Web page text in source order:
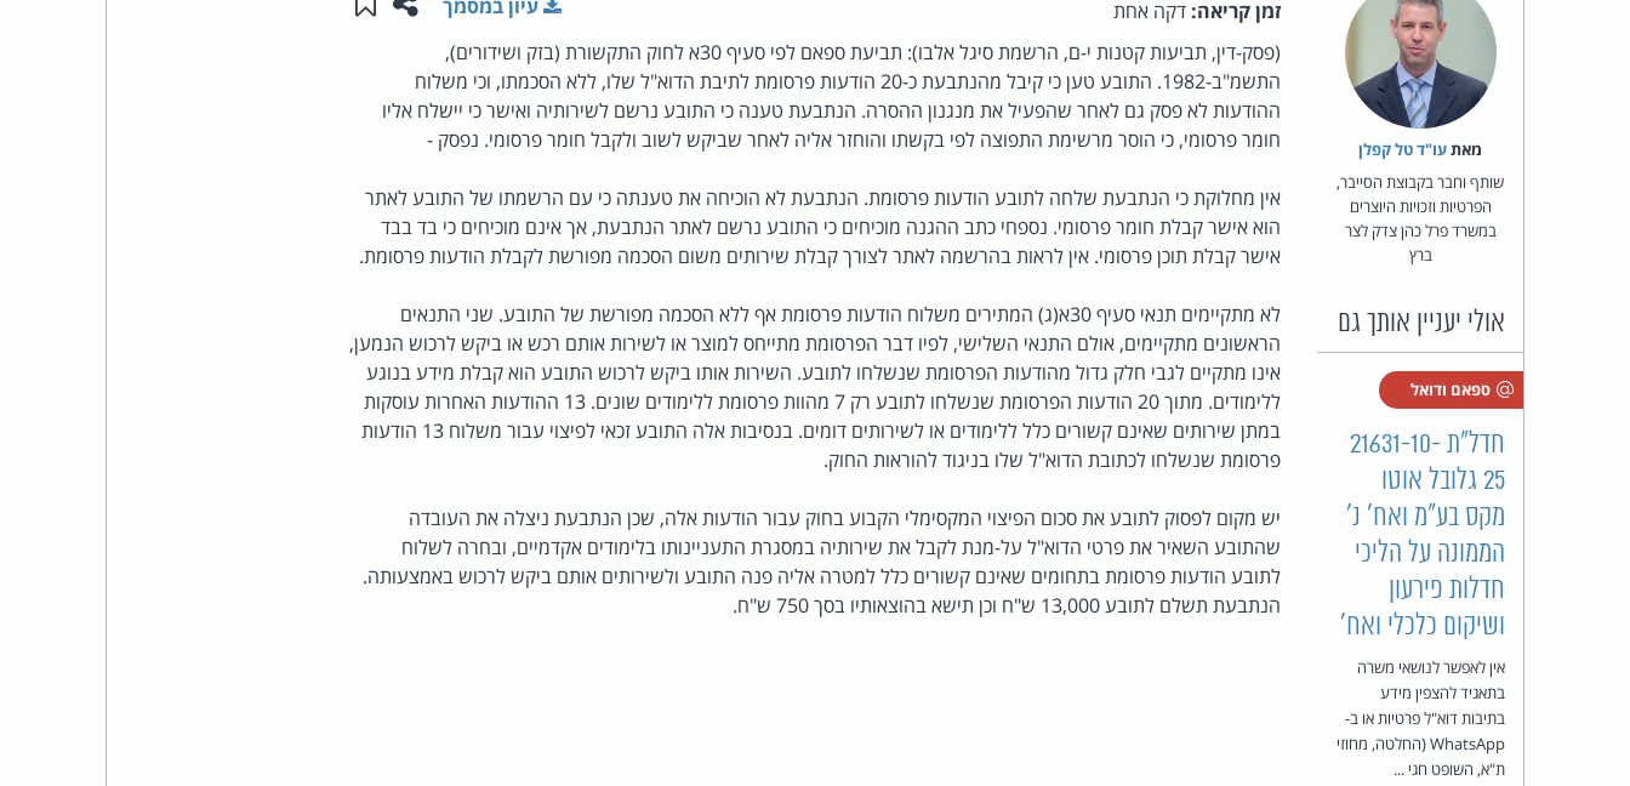
מאת‏עו"ד טל קפלן
שותף וחבר בקבוצת הסייבר,
הפרטיות וזכויות היוצרים
במשרד פרל כהן צדק לצר
ברץ
אולי יעניין אותך גם
ספאם ודואל
חדל"ת 21631-10-
25 גלובל אוטו
מקס בע״מ ואח' נ'
הממונה על הליכי
חדלות פירעון
ושיקום כלכלי ואח'
אין לאפשר לנושאי משרה
בתאגיד להצפין מידע
בתיבות דוא"ל פרטיות או ב-
WhatsApp (החלטה, מחוזי
ת"א, השופט חגי ...
זמן קריאה: דקה אחת
עיון במסמך
(פסק-דין, תביעות קטנות י-ם, הרשמת סיגל אלבו): תביעת ספאם לפי סעיף 30א לחוק התקשורת (בזק ושידורים),
התשמ"ב-1982. התובע טען כי קיבל מהנתבעת כ-20 הודעות פרסומת לתיבת הדוא"ל שלו, ללא הסכמתו, וכי משלוח
ההודעות לא פסק גם לאחר שהפעיל את מנגנון ההסרה. הנתבעת טענה כי התובע נרשם לשירותיה ואישר כי יישלח אליו
חומר פרסומי, כי הוסר מרשימת התפוצה לפי בקשתו והוחזר אליה לאחר שביקש לשוב ולקבל חומר פרסומי. נפסק -
אין מחלוקת כי הנתבעת שלחה לתובע הודעות פרסומת. הנתבעת לא הוכיחה את טענתה כי עם הרשמתו של התובע לאתר
הוא אישר קבלת חומר פרסומי. נספחי כתב ההגנה מוכיחים כי התובע נרשם לאתר הנתבעת, אך אינם מוכיחים כי בד בבד
אישר קבלת תוכן פרסומי. אין לראות בהרשמה לאתר לצורך קבלת שירותים משום הסכמה מפורשת לקבלת הודעות פרסומת.
לא מתקיימים תנאי סעיף 30א(ג) המתירים משלוח הודעות פרסומת אף ללא הסכמה מפורשת של התובע. שני התנאים
הראשונים מתקיימים, אולם התנאי השלישי, לפיו דבר הפרסומת מתייחס למוצר או לשירות אותם רכש או ביקש לרכוש הנמען,
אינו מתקיים לגבי חלק גדול מהודעות הפרסומת שנשלחו לתובע. השירות אותו ביקש לרכוש התובע הוא קבלת מידע בנוגע
ללימודים. מתוך 20 הודעות הפרסומת שנשלחו לתובע רק 7 מהוות פרסומת ללימודים שונים. 13 ההודעות האחרות עוסקות
במתן שירותים שאינם קשורים כלל ללימודים או לשירותים דומים. בנסיבות אלה התובע זכאי לפיצוי עבור משלוח 13 הודעות
פרסומת שנשלחו לכתובת הדוא"ל שלו בניגוד להוראות החוק.
יש מקום לפסוק לתובע את סכום הפיצוי המקסימלי הקבוע בחוק עבור הודעות אלה, שכן הנתבעת ניצלה את העובדה
שהתובע השאיר את פרטי הדוא"ל על-מנת לקבל את שירותיה במסגרת התעניינותו בלימודים אקדמיים, ובחרה לשלוח
לתובע הודעות פרסומת בתחומים שאינם קשורים כלל למטרה אליה פנה התובע ולשירותים אותם ביקש לרכוש באמצעותה.
הנתבעת תשלם לתובע 13,000 ש"ח וכן תישא בהוצאותיו בסך 750 ש"ח.